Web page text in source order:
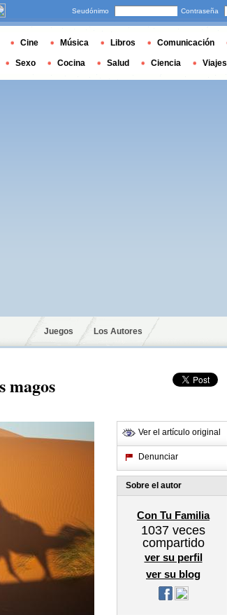
Juegos Los Autores
magos
Ver el artículo original
Denunciar
Sobre el autor
Con Tu Familia
1037 veces
compartido
ver su perfil
ver su blog
Seudónimo Contraseña
Cine Música Libros Comunicación
Sexo Cocina Salud Ciencia Viajes